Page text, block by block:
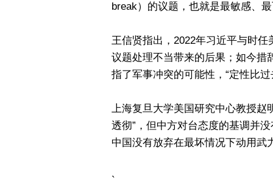
break）的议题，也就是最敏感、
王信贤指出，2022年习近平与时任
议题处理不当带来的后果；如今措
指了军事冲突的可能性，“定性比
上海复旦大学美国研究中心教授赵
透彻”，但中方对台态度的基调并
中国没有放弃在最坏情况下动用武